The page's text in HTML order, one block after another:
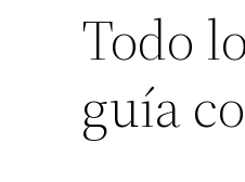
Todo
guía